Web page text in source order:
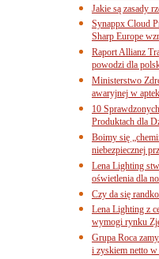
Jakie są zasady
Synappx Cloud
Sharp Europe
Raport Allianz
powodzi dla
Ministerstwo
awaryjnej w
10
Produktach dla
Boimy się
niebezpiecznej
Lena Lighting
oświetlenia dla
Czy da się
Lena Lighting z
wymogi rynku
Grupa Roca
i zyskiem netto